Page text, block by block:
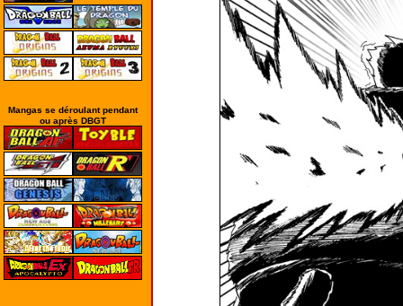
Mangas se déroulant pendant
ou après DBGT